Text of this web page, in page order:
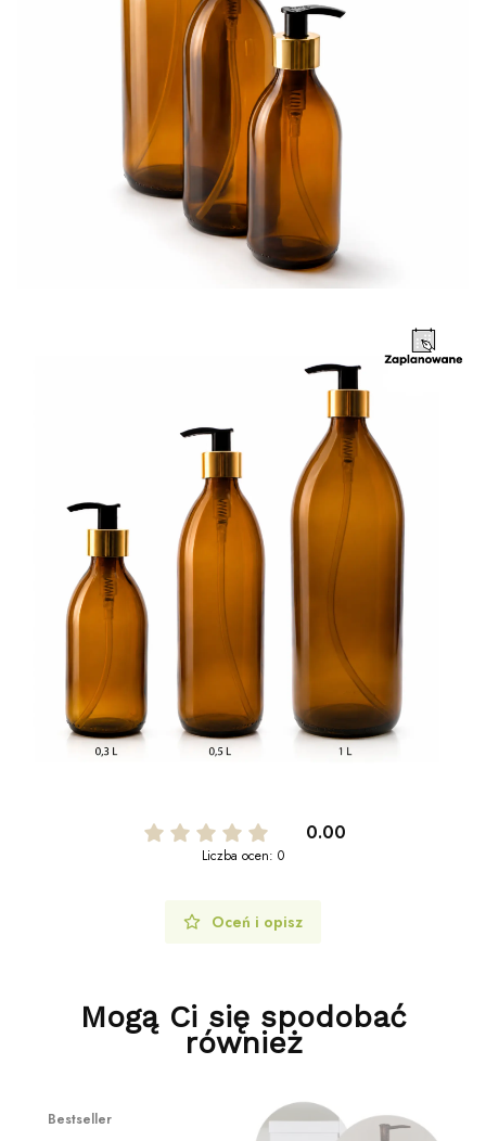
0.00
Liczba ocen: 0
Oceń i opisz
Mogą Ci się spodobać
również
Bestseller